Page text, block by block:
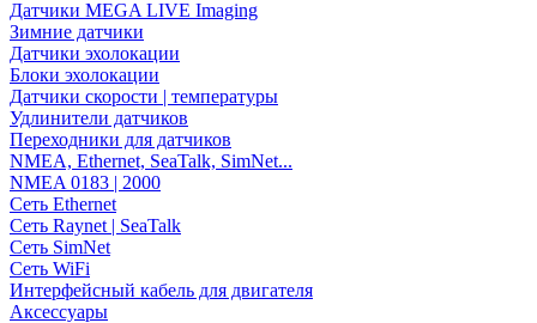
Датчики MEGA LIVE Imaging
Зимние датчики
Датчики эхолокации
Блоки эхолокации
Датчики скорости | температуры
Удлинители датчиков
Переходники для датчиков
NMEA, Ethernet, SeaTalk, SimNet...
NMEA 0183 | 2000
Сеть Ethernet
Сеть Raynet | SeaTalk
Сеть SimNet
Сеть WiFi
Интерфейсный кабель для двигателя
Аксессуары